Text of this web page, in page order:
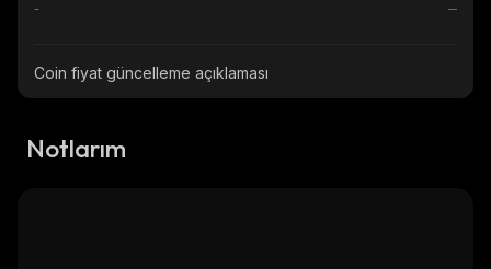
-
Coin fiyat güncelleme açıklaması
Notlarım